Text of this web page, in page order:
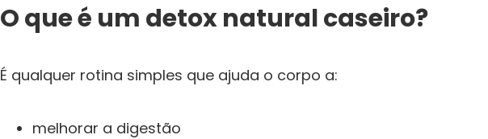
O que é um detox natural caseiro?
É qualquer rotina simples que ajuda o corpo a:
melhorar a digestão